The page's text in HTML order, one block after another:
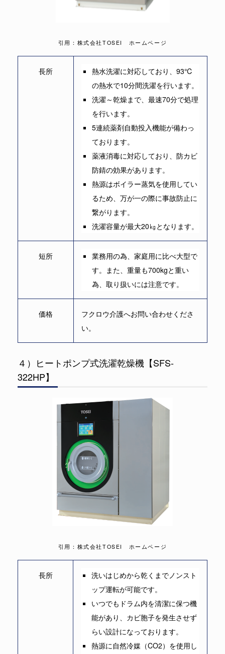
引用：株式会社TOSEI ホームページ
長所
熱水洗濯に対応しており、93℃
の熱水で10分間洗濯を行います。
洗濯～乾燥まで、最速70分で処理
を行います。
5連続薬剤自動投入機能が備わっ
ております。
薬液消毒に対応しており、防カビ
防錆の効果があります。
熱源はボイラー蒸気を使用してい
るため、万が一の際に事故防止に
繋がります。
洗濯容量が最大20㎏となります。
短所
業務用の為、家庭用に比べ大型で
す。また、重量も700kgと重い
為、取り扱いには注意です。
価格
フクロウ介護へお問い合わせくださ
い。
４）ヒートポンプ式洗濯乾燥機【SFS-
322HP】
引用：株式会社TOSEI ホームページ
長所
洗いはじめから乾くまでノンスト
ップ運転が可能です。
いつでもドラム内を清潔に保つ機
能があり、カビ胞子を発生させず
らい設計になっております。
熱源に自然冷媒（CO2）を使用し